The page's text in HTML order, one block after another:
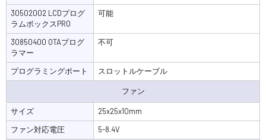
30502002 LCDプログ
ラムボックスPRO
可能
30850400 OTAプログ
ラマー
不可
プログラミングポート スロットルケーブル
ファン
サイズ
25x25x10mm
ファン対応電圧
5-8.4V